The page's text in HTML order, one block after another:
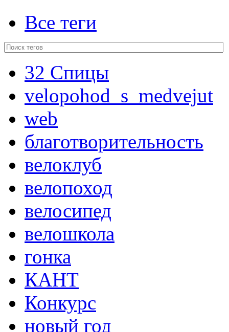
Все теги
32 Спицы
velopohod_s_medvejut
web
благотворительность
велоклуб
велопоход
велосипед
велошкола
гонка
КАНТ
Конкурс
новый год